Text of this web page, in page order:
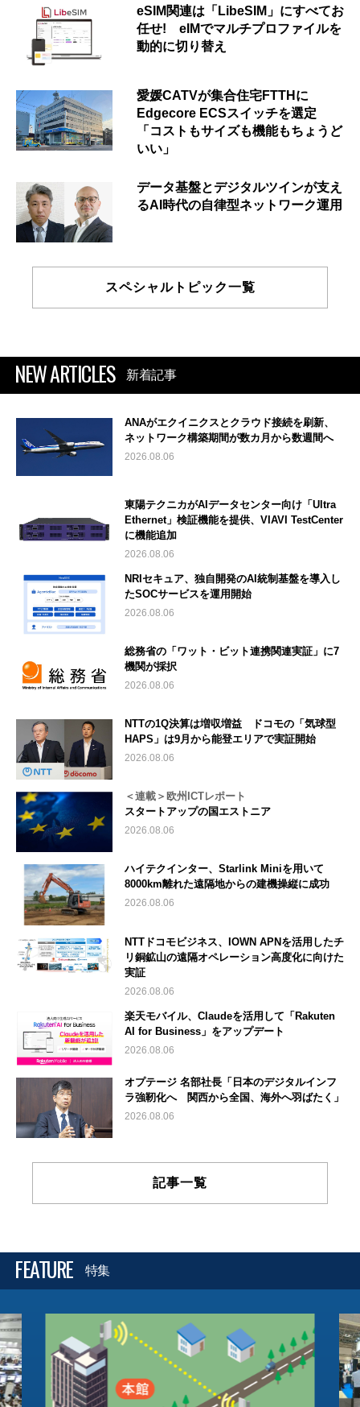
eSIM関連は「LibeSIM」にすべてお
任せ! eIMでマルチプロファイルを
動的に切り替え
愛媛CATVが集合住宅FTTHに
Edgecore ECSスイッチを選定
「コストもサイズも機能もちょうど
いい」
データ基盤とデジタルツインが支え
るAI時代の自律型ネットワーク運用
スペシャルトピック一覧
NEW ARTICLES 新着記事
ANAがエクイニクスとクラウド接続を刷新、
ネットワーク構築期間が数カ月から数週間へ
2026.08.06
東陽テクニカがAIデータセンター向け「Ultra
Ethernet」検証機能を提供、VIAVI TestCenter
に機能追加
2026.08.06
NRIセキュア、独自開発のAI統制基盤を導入し
たSOCサービスを運用開始
2026.08.06
総務省の「ワット・ビット連携関連実証」に7
機関が採択
2026.08.06
NTTの1Q決算は増収増益 ドコモの「気球型
HAPS」は9月から能登エリアで実証開始
2026.08.06
＜連載＞欧州ICTレポート
スタートアップの国エストニア
2026.08.06
ハイテクインター、Starlink Miniを用いて
8000km離れた遠隔地からの建機操縦に成功
2026.08.06
NTTドコモビジネス、IOWN APNを活用したチ
リ銅鉱山の遠隔オペレーション高度化に向けた
実証
2026.08.06
楽天モバイル、Claudeを活用して「Rakuten
AI for Business」をアップデート
2026.08.06
オプテージ 名部社長「日本のデジタルインフ
ラ強靭化へ 関西から全国、海外へ羽ばたく」
2026.08.06
記事一覧
FEATURE 特集